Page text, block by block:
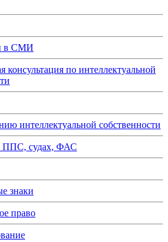
в СМИ
консультация по интеллектуальной
интеллектуальной собственности
ППС, судах, ФАС
знаки
право